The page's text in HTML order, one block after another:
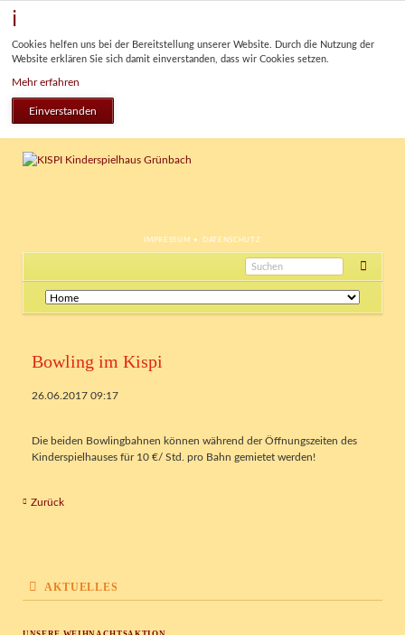
Cookies helfen uns bei der Bereitstellung unserer Website. Durch die Nutzung der
Website erklären Sie sich damit einverstanden, dass wir Cookies setzen.
Mehr erfahren
Einverstanden
NAVIGATION
IMPRESSUM DATENSCHUTZ
Navigation
überspringen
Bowling im Kispi
26.06.2017 09:17
Die beiden Bowlingbahnen können während der Öffnungszeiten des
Kinderspielhauses für 10 €/ Std. pro Bahn gemietet werden!
Zurück
AKTUELLES